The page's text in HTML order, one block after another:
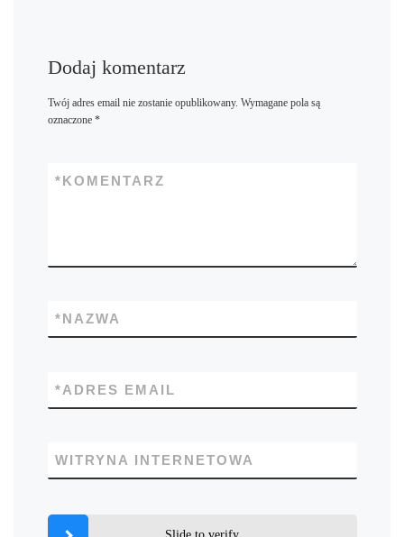
Dodaj komentarz
Twój adres email nie zostanie opublikowany. Wymagane pola są
oznaczone *
KOMENTARZ
*
NAZWA
*
ADRES EMAIL
*
WITRYNA INTERNETOWA